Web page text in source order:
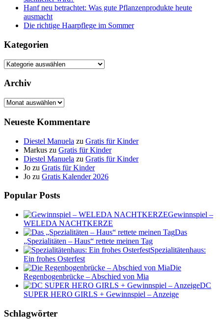
Hanf neu betrachtet: Was gute Pflanzenprodukte heute
ausmacht
Die richtige Haarpflege im Sommer
Kategorien
Kategorien
Archiv
Archiv
Neueste Kommentare
Diestel Manuela zu Gratis für Kinder
Markus zu Gratis für Kinder
Diestel Manuela zu Gratis für Kinder
Jo zu Gratis für Kinder
Jo zu Gratis Kalender 2026
Popular Posts
Gewinnspiel –
WELEDA NACHTKERZE
Das
„Spezialitäten – Haus“ rettete meinen Tag
Spezialitätenhaus:
Ein frohes Osterfest
Die
Regenbogenbrücke – Abschied von Mia
DC
SUPER HERO GIRLS + Gewinnspiel – Anzeige
Schlagwörter